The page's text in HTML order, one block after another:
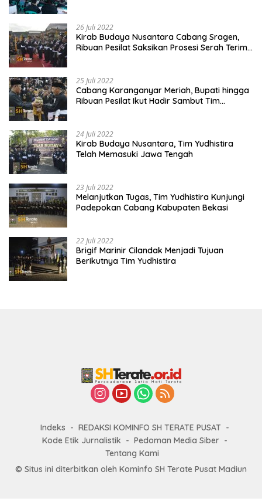
26 Juli 2022
Kirab Budaya Nusantara Cabang Sragen,
Ribuan Pesilat Saksikan Prosesi Serah Terima
25 Juli 2022
Cabang Karanganyar Meriah, Bupati hingga
Ribuan Pesilat Ikut Hadir Sambut Tim
24 Juli 2022
Kirab Budaya Nusantara, Tim Yudhistira
Telah Memasuki Jawa Tengah
23 Juli 2022
Melanjutkan Tugas, Tim Yudhistira Kunjungi
Padepokan Cabang Kabupaten Bekasi
22 Juli 2022
Brigif Marinir Cilandak Menjadi Tujuan
Berikutnya Tim Yudhistira
Indeks
REDAKSI KOMINFO SH TERATE PUSAT
Kode Etik Jurnalistik
Pedoman Media Siber
Tentang Kami
© Situs ini diterbitkan oleh Kominfo SH Terate Pusat Madiun